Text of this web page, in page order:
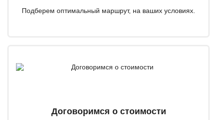
Подберем оптимальный маршрут, на ваших условиях.
Договоримся о стоимости